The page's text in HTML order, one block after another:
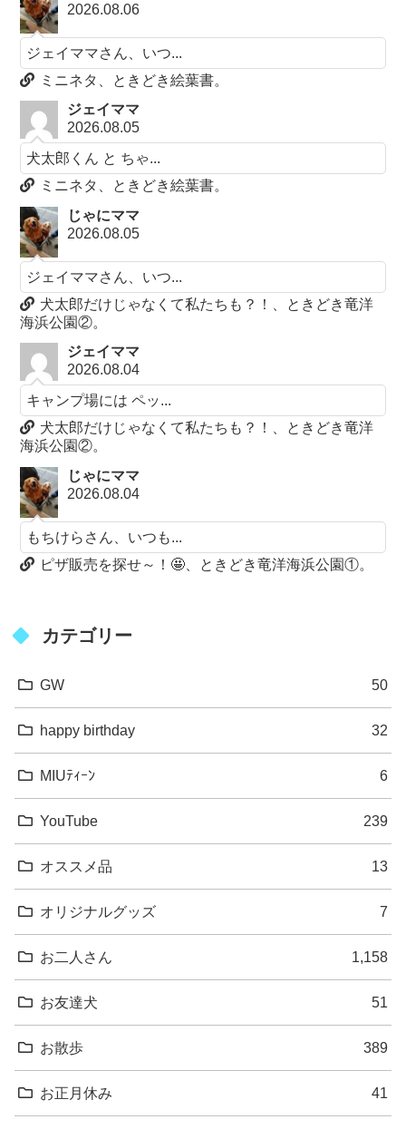
2026.08.06
ジェイママさん、いつ...
ミニネタ、ときどき絵葉書。
ジェイママ
2026.08.05
犬太郎くん と ちゃ...
ミニネタ、ときどき絵葉書。
じゃにママ
2026.08.05
ジェイママさん、いつ...
犬太郎だけじゃなくて私たちも？！、ときどき竜洋
海浜公園②。
ジェイママ
2026.08.04
キャンプ場には ペッ...
犬太郎だけじゃなくて私たちも？！、ときどき竜洋
海浜公園②。
じゃにママ
2026.08.04
もちけらさん、いつも...
ピザ販売を探せ～！🤩、ときどき竜洋海浜公園①。
カテゴリー
GW 50
happy birthday 32
MIUﾃｨｰﾝ 6
YouTube 239
オススメ品 13
オリジナルグッズ 7
お二人さん 1,158
お友達犬 51
お散歩 389
お正月休み 41